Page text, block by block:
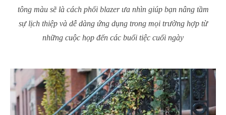
tông màu sẽ là cách phối blazer ưa nhìn giúp bạn nâng tầm
sự lịch thiệp và dễ dàng ứng dụng trong mọi trường hợp từ
những cuộc họp đến các buổi tiệc cuối ngày